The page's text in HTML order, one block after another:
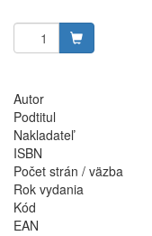
Autor
Podtitul
Nakladateľ
ISBN
Počet strán / väzba
Rok vydania
Kód
EAN